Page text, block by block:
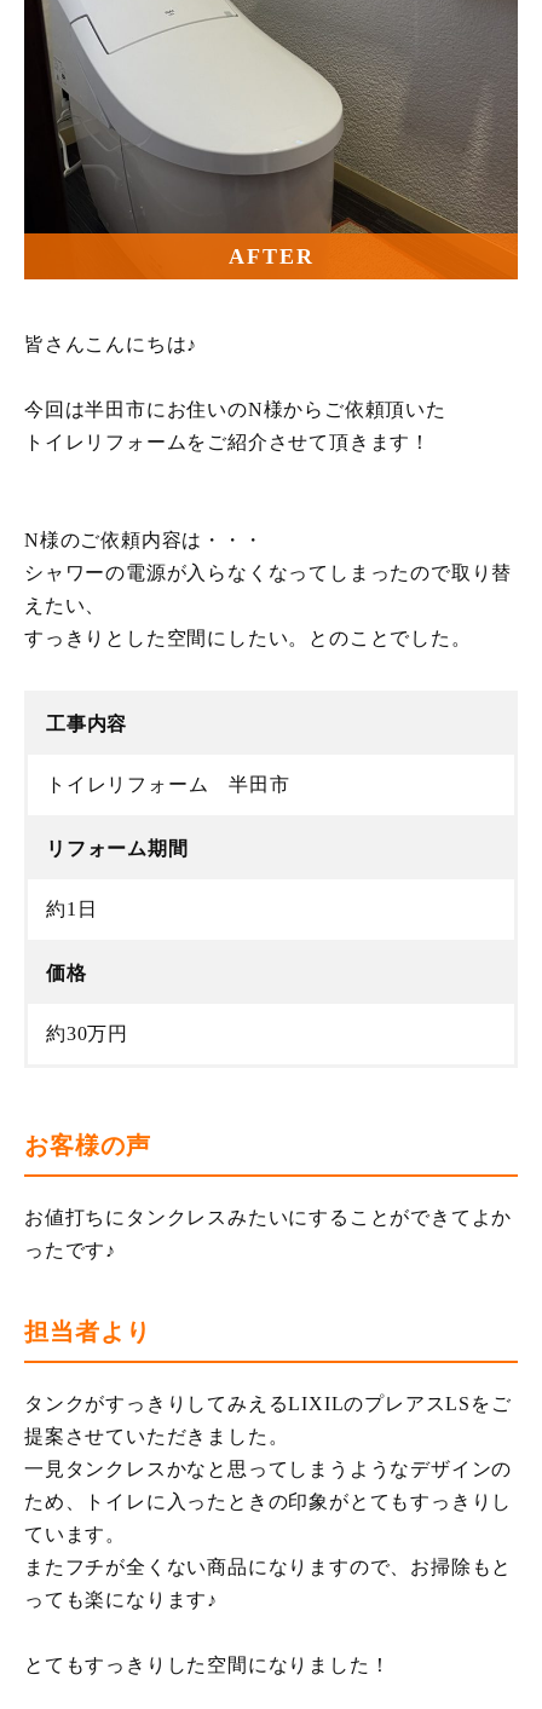
AFTER
皆さんこんにちは♪
今回は半田市にお住いのN様からご依頼頂いた
トイレリフォームをご紹介させて頂きます！
N様のご依頼内容は・・・
シャワーの電源が入らなくなってしまったので取り替
えたい、
すっきりとした空間にしたい。とのことでした。
工事内容
トイレリフォーム 半田市
リフォーム期間
約1日
価格
約30万円
お客様の声
お値打ちにタンクレスみたいにすることができてよか
ったです♪
担当者より
タンクがすっきりしてみえるLIXILのプレアスLSをご
提案させていただきました。
一見タンクレスかなと思ってしまうようなデザインの
ため、トイレに入ったときの印象がとてもすっきりし
ています。
またフチが全くない商品になりますので、お掃除もと
っても楽になります♪
とてもすっきりした空間になりました！